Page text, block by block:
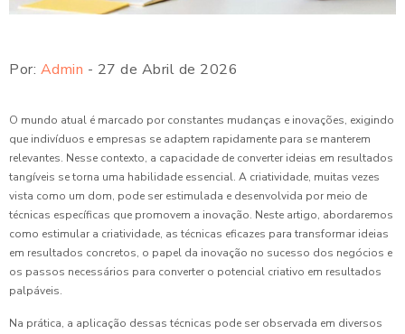
Por: Admin - 27 de Abril de 2026
O mundo atual é marcado por constantes mudanças e inovações, exigindo
que indivíduos e empresas se adaptem rapidamente para se manterem
relevantes. Nesse contexto, a capacidade de converter ideias em resultados
tangíveis se torna uma habilidade essencial. A criatividade, muitas vezes
vista como um dom, pode ser estimulada e desenvolvida por meio de
técnicas específicas que promovem a inovação. Neste artigo, abordaremos
como estimular a criatividade, as técnicas eficazes para transformar ideias
em resultados concretos, o papel da inovação no sucesso dos negócios e
os passos necessários para converter o potencial criativo em resultados
palpáveis.
Na prática, a aplicação dessas técnicas pode ser observada em diversos